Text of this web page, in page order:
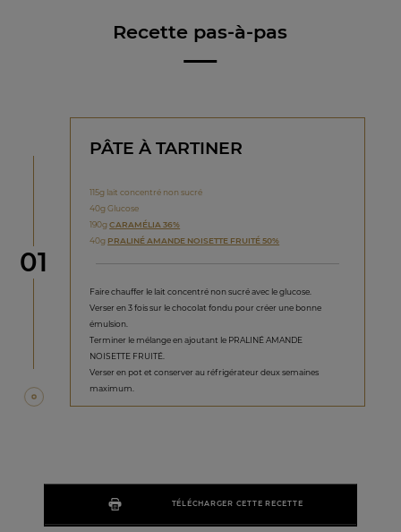
Recette pas-à-pas
étape
01
PÂTE À TARTINER
115g lait concentré non sucré
40g Glucose
190gCARAMÉLIA 36%
40g PRALINÉ AMANDE NOISETTE FRUITÉ 50%
Faire chauffer le lait concentré non sucré avec le glucose.
Verser en 3 fois sur le chocolat fondu pour créer une bonne
émulsion.
Terminer le mélange en ajoutant le PRALINÉ AMANDE
NOISETTE FRUITÉ.
Verser en pot et conserver au réfrigérateur deux semaines
maximum.
TÉLÉCHARGER CETTE RECETTE